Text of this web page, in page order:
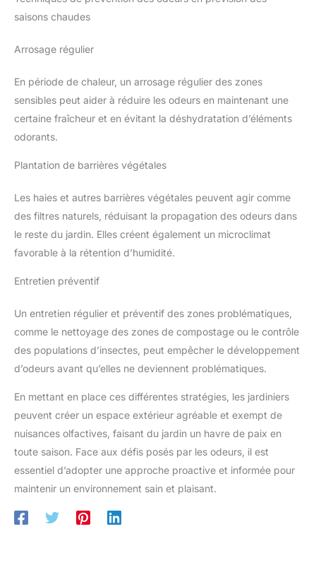
saisons chaudes
Arrosage régulier
En période de chaleur, un arrosage régulier des zones
sensibles peut aider à réduire les odeurs en maintenant une
certaine fraîcheur et en évitant la déshydratation d’éléments
odorants.
Plantation de barrières végétales
Les haies et autres barrières végétales peuvent agir comme
des filtres naturels, réduisant la propagation des odeurs dans
le reste du jardin. Elles créent également un microclimat
favorable à la rétention d’humidité.
Entretien préventif
Un entretien régulier et préventif des zones problématiques,
comme le nettoyage des zones de compostage ou le contrôle
des populations d’insectes, peut empêcher le développement
d’odeurs avant qu’elles ne deviennent problématiques.
En mettant en place ces différentes stratégies, les jardiniers
peuvent créer un espace extérieur agréable et exempt de
nuisances olfactives, faisant du jardin un havre de paix en
toute saison. Face aux défis posés par les odeurs, il est
essentiel d’adopter une approche proactive et informée pour
maintenir un environnement sain et plaisant.